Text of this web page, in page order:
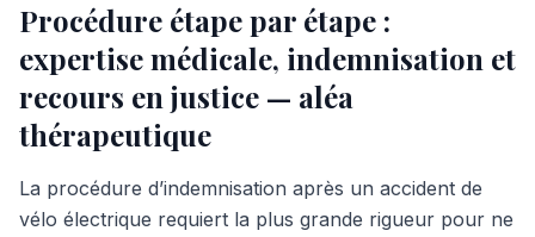
Procédure étape par étape :
expertise médicale, indemnisation et
recours en justice — aléa
thérapeutique
La procédure d’indemnisation après un accident de
vélo électrique requiert la plus grande rigueur pour ne